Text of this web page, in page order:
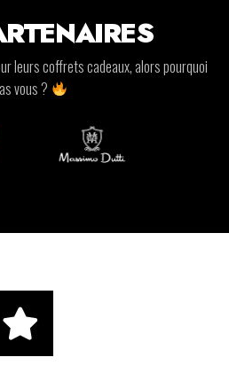
leurs coffrets cadeaux, alors pourquoi
vous ?